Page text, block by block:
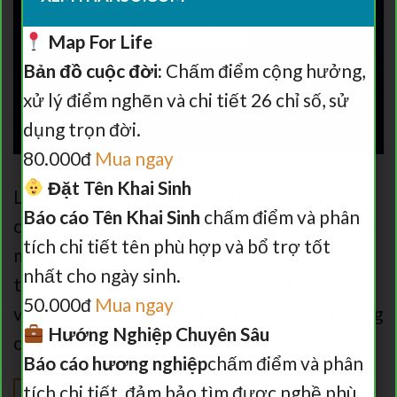
Lời mở đầu: Chấp nhận và thay đổi để thành
công Chào bạn, có bao giờ bạn tự hỏi tại sao
mình lại cảm thấy thiếu tự tin trong một số
tình huống nhất định? Hoặc có lẽ bạn đang
vật lộn với những điểm yếu mà bạn nghĩ rằng
chúng đang cản trở bạn […]
Map For Life
Bản đồ cuộc đời: Chấm điểm cộng hưởng,
xử lý điểm nghẽn và chi tiết 26 chỉ số, sử
dụng trọn đời.
80.000đ Mua ngay
Đặt Tên Khai Sinh
Báo cáo Tên Khai Sinh chấm điểm và phân
tích chi tiết tên phù hợp và bổ trợ tốt
nhất cho ngày sinh.
50.000đ Mua ngay
Hướng Nghiệp Chuyên Sâu
Báo cáo hương nghiệpchấm điểm và phân
tích chi tiết, đảm bảo tìm được nghề phù